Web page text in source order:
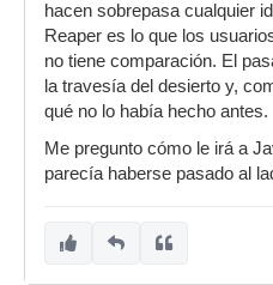
hacen sobrepasa cualquier
Reaper es lo que los
no tiene comparación. El
la travesía del desierto y,
qué no lo había hecho antes.
Me pregunto cómo le irá a
parecía haberse pasado al